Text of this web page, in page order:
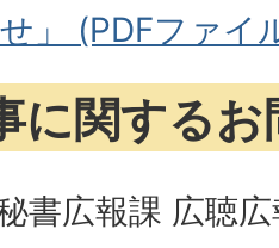
」 (PDFファイ
に関する
書広報課 広聴